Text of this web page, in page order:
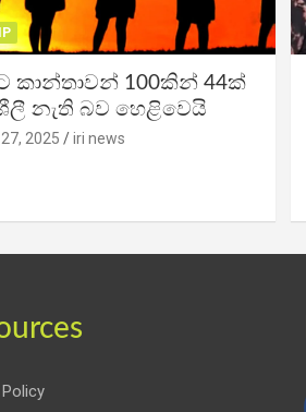
කාන්තාවන් 100කින් 44ක්
නැති බව හෙළිවෙයි
2025 iri news